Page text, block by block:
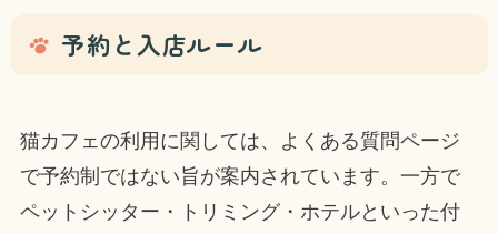
予約と入店ルール
猫カフェの利用に関しては、よくある質問ページ
で予約制ではない旨が案内されています。一方で
ペットシッター・トリミング・ホテルといった付